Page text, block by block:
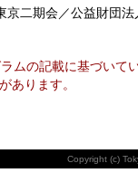
京二期会／公益財団
ムの記載に基づいて
あります。
Copyright (c)